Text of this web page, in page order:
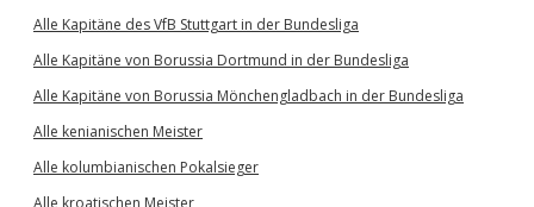
Alle Kapitäne des VfB Stuttgart in der Bundesliga
Alle Kapitäne von Borussia Dortmund in der Bundesliga
Alle Kapitäne von Borussia Mönchengladbach in der Bundesliga
Alle kenianischen Meister
Alle kolumbianischen Pokalsieger
Alle kroatischen Meister